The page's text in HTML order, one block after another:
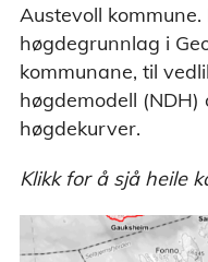
Austevoll
høgdegrunnlag i
kommunane, til
høgdemodell
høgdekurver.
Klikk for å sjå heile